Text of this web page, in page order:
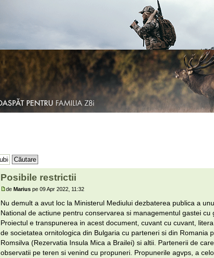
Posibile restrictii
de Mariuspe 09 Apr 2022, 11:32
Nu demult a avut loc la Ministerul Mediului dezbaterea publica a
National de actiune pentru conservarea si managementul gastei cu
Proiectul e transpunerea in acest document, cuvant cu cuvant,
de societatea ornitologica din Bulgaria cu parteneri si din Romania
Romsilva (Rezervatia Insula Mica a Brailei) si altii. Partenerii de
observatii pe teren si venind cu propuneri. Propunerile agvps, a